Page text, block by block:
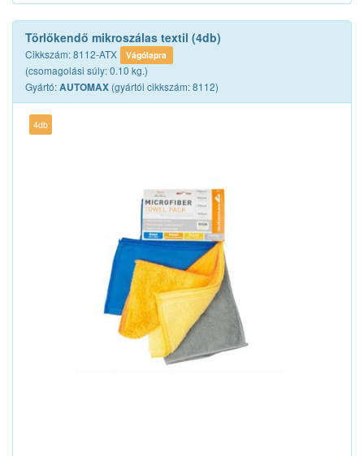
Törlőkendő mikroszálas textil (4db)
Cikkszám: 8112-ATX Vágólapra
(csomagolási súly: 0.10 kg.)
Gyártó:AUTOMAX (gyártói cikkszám: 8112)
4db